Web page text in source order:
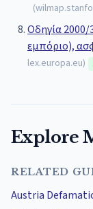
(
Οδηγία 2000/
εμπόριο),
lex.europa.eu)
Explore
RELATED
Austria